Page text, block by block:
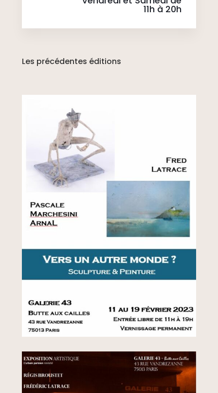
11h à 20h
Les précédentes éditions